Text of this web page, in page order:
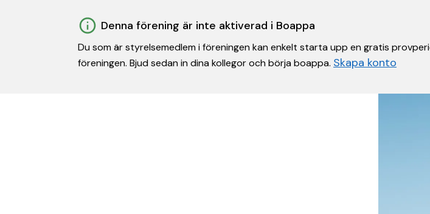
Denna förening är inte aktiverad i Boappa
Du som är styrelsemedlem i föreningen kan enkelt starta upp en gratis
föreningen. Bjud sedan in dina kollegor och börja boappa. Skapa konto